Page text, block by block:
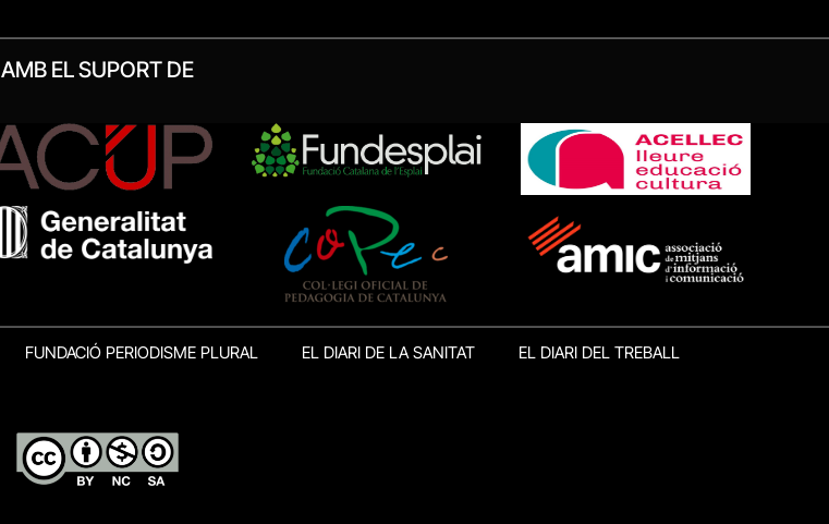
AMB EL SUPORT DE
FUNDACIÓ PERIODISME PLURAL EL DIARI DE LA SANITAT EL DIARI DEL TREBALL